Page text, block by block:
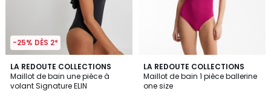
-25% DÈS 2*
LA REDOUTE COLLECTIONS
Maillot de bain une pièce à
volant Signature ELIN
3,9
/ 5
LA REDOUTE COLLECTIONS
Maillot de bain 1 pièce ballerine
one size
3,7
/ 5
2
Couleurs